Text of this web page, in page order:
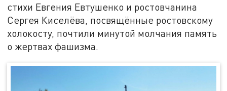
стихи Евгения Евтушенко и ростовчанина
Сергея Киселёва, посвящённые ростовскому
холокосту, почтили минутой молчания память
о жертвах фашизма.